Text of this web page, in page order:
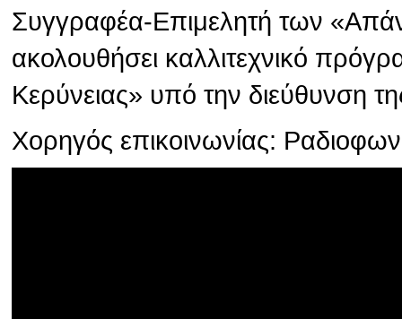
Συγγραφέα-Επιμελητή των
ακολουθήσει καλλιτεχνικό
Κερύνειας» υπό την διεύθυνση
Χορηγός επικοινωνίας: